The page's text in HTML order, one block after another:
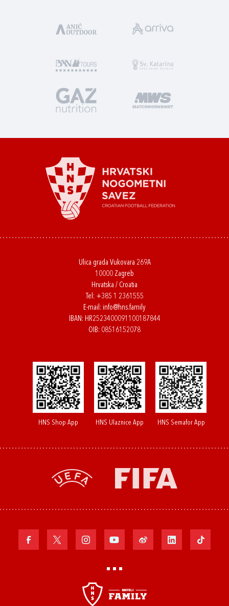
Ulica grada Vukovara 269A
10000 Zagreb
Hrvatska / Croatia
Tel: +385 1 2361555
E-mail: info@hns.family
IBAN: HR2523400091100187844
OIB: 08516152078
HNS Shop App HNS Ulaznice App HNS Semafor App